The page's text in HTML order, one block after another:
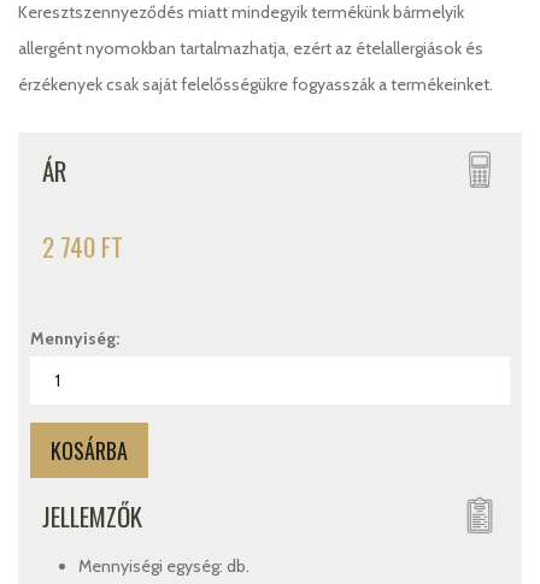
Keresztszennyeződés miatt mindegyik termékünk bármelyik
allergént nyomokban tartalmazhatja, ezért az ételallergiások és
érzékenyek csak saját felelősségükre fogyasszák a termékeinket.
ÁR
2 740 FT
Mennyiség:
JELLEMZŐK
Mennyiségi egység: db.